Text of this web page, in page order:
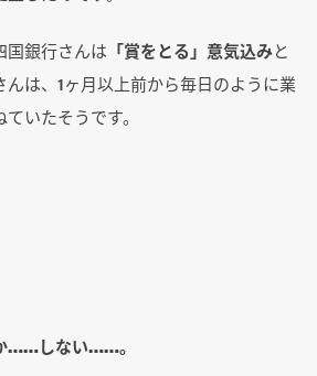
国銀行さんは 「賞をとる」意気込みと
は、1ヶ月以上前から毎日のように業
いたそうです。
……しない……。